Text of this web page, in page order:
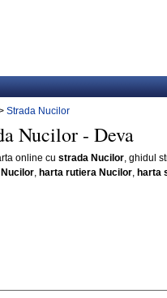
Strada Nucilor
Nucilor - Deva
online cu strada Nucilor, ghidul
, harta rutiera Nucilor, harta